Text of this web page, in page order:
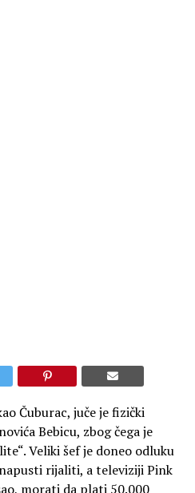
Čuburac, juče je fizički
Bebicu, zbog čega je
Veliki šef je doneo odluku
rijaliti, a televiziji Pink
morati da plati 50.000